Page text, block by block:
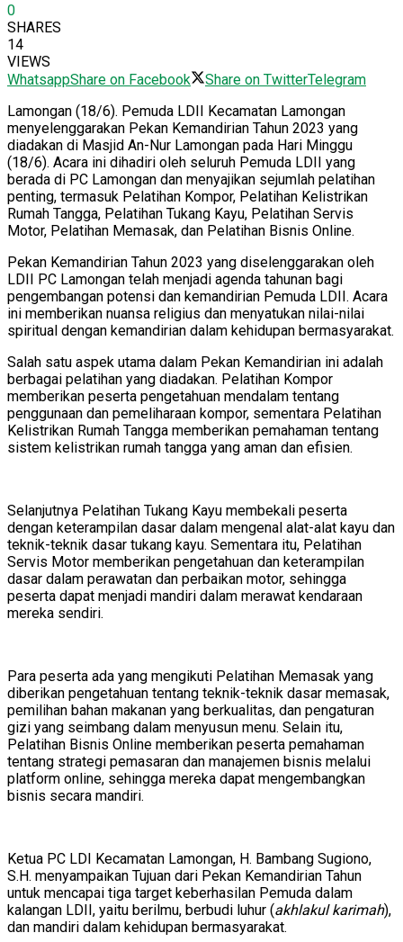
0
SHARES
14
VIEWS
WhatsappShare on Facebook Share on TwitterTelegram
Lamongan (18/6). Pemuda LDII Kecamatan Lamongan
menyelenggarakan Pekan Kemandirian Tahun 2023 yang
diadakan di Masjid An-Nur Lamongan pada Hari Minggu
(18/6). Acara ini dihadiri oleh seluruh Pemuda LDII yang
berada di PC Lamongan dan menyajikan sejumlah pelatihan
penting, termasuk Pelatihan Kompor, Pelatihan Kelistrikan
Rumah Tangga, Pelatihan Tukang Kayu, Pelatihan Servis
Motor, Pelatihan Memasak, dan Pelatihan Bisnis Online.
Pekan Kemandirian Tahun 2023 yang diselenggarakan oleh
LDII PC Lamongan telah menjadi agenda tahunan bagi
pengembangan potensi dan kemandirian Pemuda LDII. Acara
ini memberikan nuansa religius dan menyatukan nilai-nilai
spiritual dengan kemandirian dalam kehidupan bermasyarakat.
Salah satu aspek utama dalam Pekan Kemandirian ini adalah
berbagai pelatihan yang diadakan. Pelatihan Kompor
memberikan peserta pengetahuan mendalam tentang
penggunaan dan pemeliharaan kompor, sementara Pelatihan
Kelistrikan Rumah Tangga memberikan pemahaman tentang
sistem kelistrikan rumah tangga yang aman dan efisien.
Selanjutnya Pelatihan Tukang Kayu membekali peserta
dengan keterampilan dasar dalam mengenal alat-alat kayu dan
teknik-teknik dasar tukang kayu. Sementara itu, Pelatihan
Servis Motor memberikan pengetahuan dan keterampilan
dasar dalam perawatan dan perbaikan motor, sehingga
peserta dapat menjadi mandiri dalam merawat kendaraan
mereka sendiri.
Para peserta ada yang mengikuti Pelatihan Memasak yang
diberikan pengetahuan tentang teknik-teknik dasar memasak,
pemilihan bahan makanan yang berkualitas, dan pengaturan
gizi yang seimbang dalam menyusun menu. Selain itu,
Pelatihan Bisnis Online memberikan peserta pemahaman
tentang strategi pemasaran dan manajemen bisnis melalui
platform online, sehingga mereka dapat mengembangkan
bisnis secara mandiri.
Ketua PC LDI Kecamatan Lamongan, H. Bambang Sugiono,
S.H. menyampaikan Tujuan dari Pekan Kemandirian Tahun
untuk mencapai tiga target keberhasilan Pemuda dalam
kalangan LDII, yaitu berilmu, berbudi luhur (akhlakul karimah),
dan mandiri dalam kehidupan bermasyarakat.